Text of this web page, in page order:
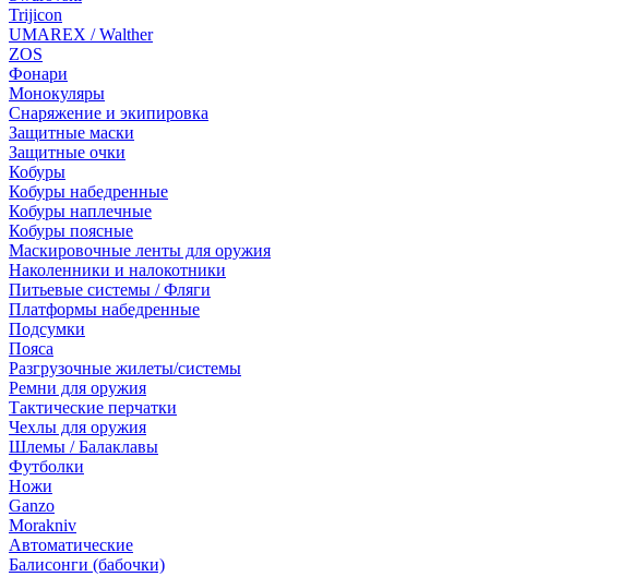
Trijicon
UMAREX / Walther
ZOS
Фонари
Монокуляры
Снаряжение и экипировка
Защитные маски
Защитные очки
Кобуры
Кобуры набедренные
Кобуры наплечные
Кобуры поясные
Маскировочные ленты для оружия
Наколенники и налокотники
Питьевые системы / Фляги
Платформы набедренные
Подсумки
Пояса
Разгрузочные жилеты/системы
Ремни для оружия
Тактические перчатки
Чехлы для оружия
Шлемы / Балаклавы
Футболки
Ножи
Ganzo
Morakniv
Автоматические
Балисонги (бабочки)